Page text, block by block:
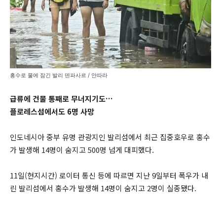
홍수로 물에 잠긴 발리 덴파사르 / 안따라
급류에 건물 통째로 무너지기도…
플로레스섬에서도 6명 사망
인도네시아 중부 유명 관광지인 발리섬에서 최근 집중호우로 홍수
가 발생해 14명이 숨지고 500명 넘게 대피했다.
11일(현지시간) 로이터 통신 등에 따르면 지난 9일부터 폭우가 내
린 발리섬에서 홍수가 발생해 14명이 숨지고 2명이 실종됐다.